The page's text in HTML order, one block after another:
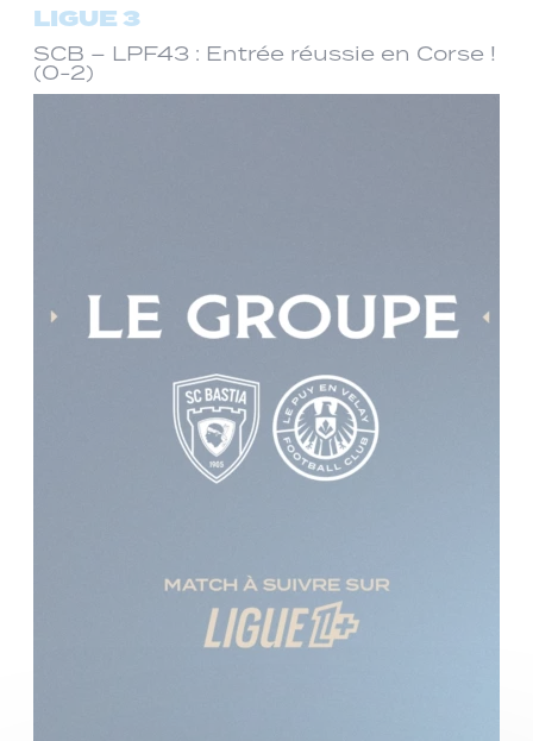
LIGUE 3
SCB – LPF43 : Entrée réussie en Corse !
(0-2)